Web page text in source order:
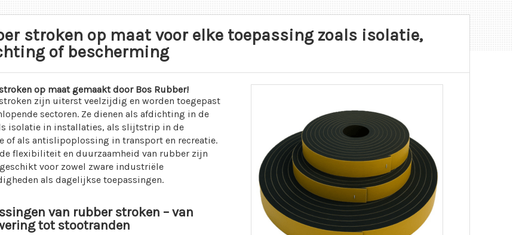
stroken op maat voor elke toepassing zoals isolatie,
of bescherming
op maat gemaakt door Bos Rubber!
zijn uiterst veelzijdig en worden toegepast
sectoren. Ze dienen als afdichting in de
isolatie in installaties, als slijtstrip in de
of als antislipoplossing in transport en recreatie.
flexibiliteit en duurzaamheid van rubber zijn
voor zowel zware industriële
als dagelijkse toepassingen.
van rubber stroken – van
tot stootranden